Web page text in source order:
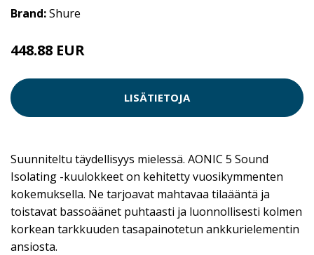
Brand:Shure
448.88 EUR
LISÄTIETOJA
Suunniteltu täydellisyys mielessä. AONIC 5 Sound
Isolating -kuulokkeet on kehitetty vuosikymmenten
kokemuksella. Ne tarjoavat mahtavaa tilaääntä ja
toistavat bassoäänet puhtaasti ja luonnollisesti kolmen
korkean tarkkuuden tasapainotetun ankkurielementin
ansiosta.